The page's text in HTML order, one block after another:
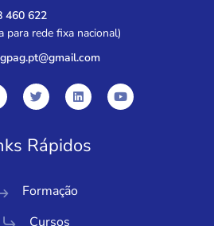
460 622
para rede fixa nacional)
Rápidos
Formação
Cursos